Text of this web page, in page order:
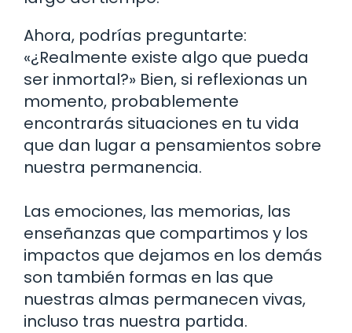
Ahora, podrías preguntarte:
«¿Realmente existe algo que pueda
ser inmortal?» Bien, si reflexionas un
momento, probablemente
encontrarás situaciones en tu vida
que dan lugar a pensamientos sobre
nuestra permanencia.
Las emociones, las memorias, las
enseñanzas que compartimos y los
impactos que dejamos en los demás
son también formas en las que
nuestras almas permanecen vivas,
incluso tras nuestra partida.